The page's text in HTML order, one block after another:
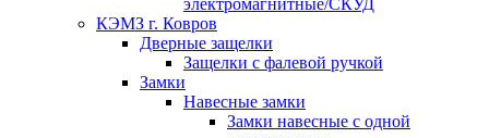
электромагнитные/СКУД
КЭМЗ г. Ковров
Дверные защелки
Защелки с фалевой ручкой
Замки
Навесные замки
Замки навесные с одной